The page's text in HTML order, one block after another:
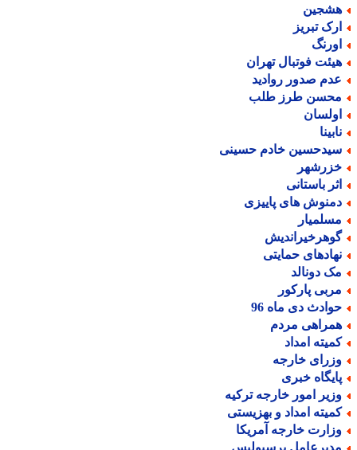
تبریز
فوتبال تهران
صدور روادید
طرز طلب
خادم حسینی
باستانی
های پاییزی
حمایتی
دونالد
پارکور
دی ماه 96
مردم
امداد
خارجه
خبری
امور خارجه ترکیه
امداد و بهزیستی
خارجه آمریکا